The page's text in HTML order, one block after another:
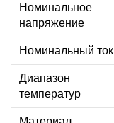
Номинальное
напряжение
Номинальный ток
Диапазон
температур